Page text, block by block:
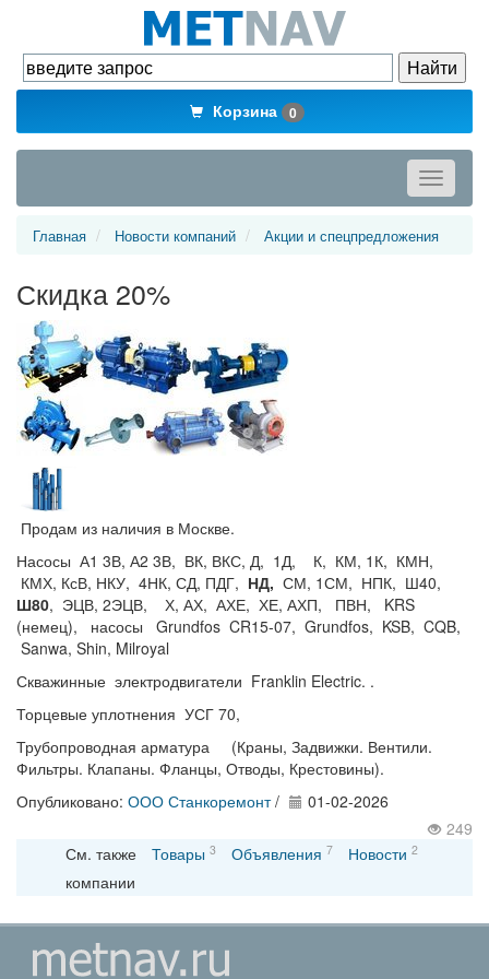
Корзина 0
Toggle
Главная Новости компаний Акции и спецпредложения
Скидка 20%
Продам из наличия в Москве.
Насосы А1 3В, А2 3В, ВК, ВКС, Д, 1Д, К, КМ, 1К, КМН,
КМХ, КсВ, НКУ, 4НК, СД, ПДГ, НД, СМ, 1СМ, НПК, Ш40,
Ш80, ЭЦВ, 2ЭЦВ, Х, АХ, АХЕ, ХЕ, АХП, ПВН, KRS
(немец), насосы Grundfos CR15-07, Grundfos, KSB, CQB,
Sanwa, Shin, Milroyal
Скважинные электродвигатели Franklin Electric. .
Торцевые уплотнения УСГ 70,
Трубопроводная арматура (Краны, Задвижки. Вентили.
Фильтры. Клапаны. Фланцы, Отводы, Крестовины).
Опубликовано: ООО Станкоремонт/
01-02-2026
249
См. также
Товары 3 Объявления 7 Новости 2
компании